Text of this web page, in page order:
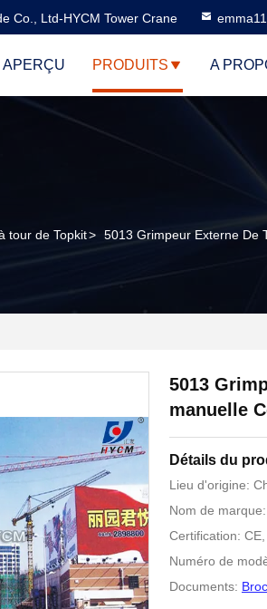
Co., Ltd-HYCM Tower Crane
APERÇU PRODUITS A
tour de Topkit> 5013 Grimpeur Externe De
5013
manuelle
Détails du
Lieu d'origine:
Nom de
Certification:
Numéro de
Documents: